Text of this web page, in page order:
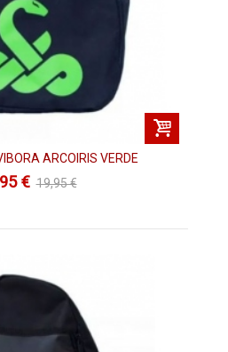
ARCOIRIS VERDE
€ 19,95 €